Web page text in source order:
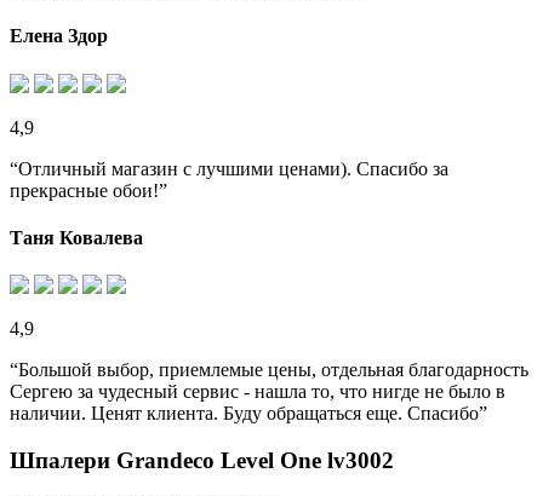
Елена Здор
4,9
“Отличный магазин с лучшими ценами). Спасибо за
прекрасные обои!”
Таня Ковалева
4,9
“Большой выбор, приемлемые цены, отдельная благодарность
Сергею за чудесный сервис - нашла то, что нигде не было в
наличии. Ценят клиента. Буду обращаться еще. Спасибо”
Шпалери Grandeco Level One lv3002